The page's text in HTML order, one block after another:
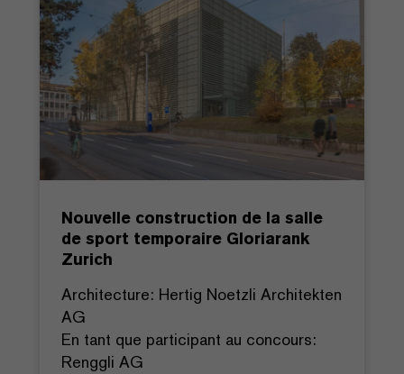
Nouvelle construction de la salle
de sport temporaire Gloriarank
Zurich
Architecture: Hertig Noetzli Architekten
AG
En tant que participant au concours:
Renggli AG